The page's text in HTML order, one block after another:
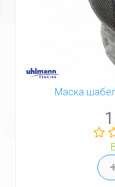
Маска